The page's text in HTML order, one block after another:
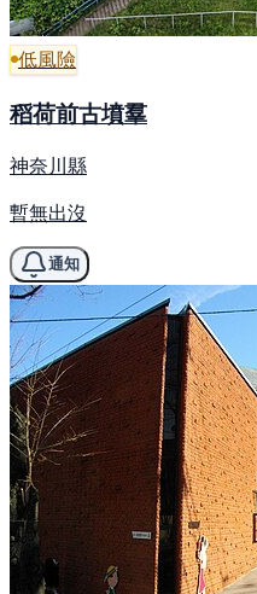
低風險
稻荷前古墳羣
神奈川縣
暫無出沒
通知